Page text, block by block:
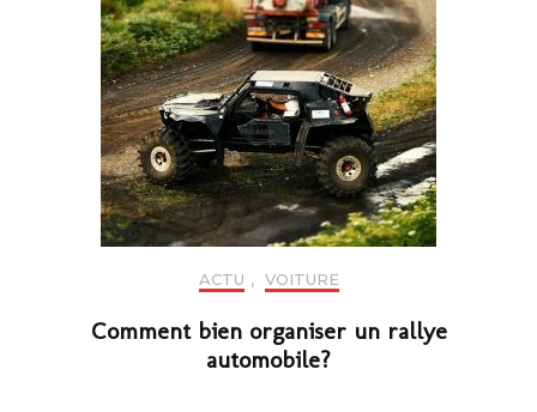
ACTU , VOITURE
Comment bien organiser un rallye
automobile?